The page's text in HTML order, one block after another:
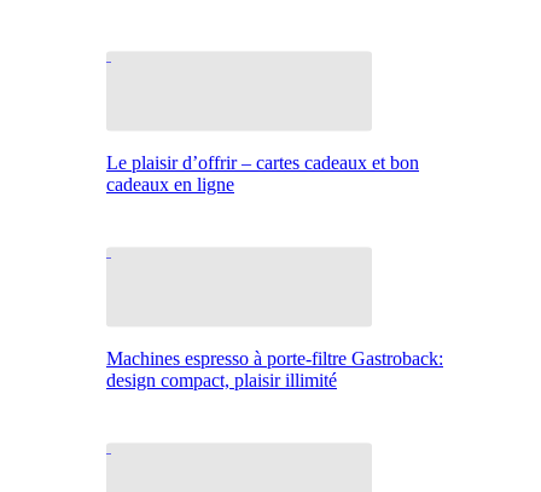
Le plaisir d’offrir – cartes cadeaux et bon
cadeaux en ligne
Machines espresso à porte-filtre Gastroback:
design compact, plaisir illimité